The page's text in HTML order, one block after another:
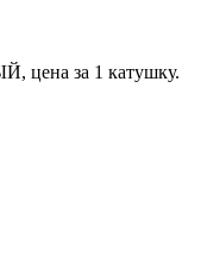
цена за 1 катушку.